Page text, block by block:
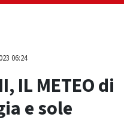
06:24
IL METEO di
e sole